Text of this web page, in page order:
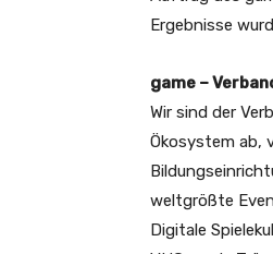
Ergebnisse
game –
Wir sind der
Ökosystem ab,
weltgrößte
Digitale